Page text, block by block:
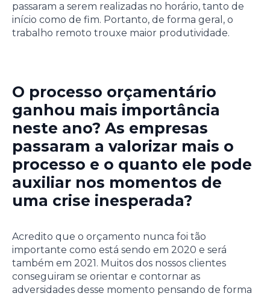
passaram a serem realizadas no horário, tanto de
início como de fim. Portanto, de forma geral, o
trabalho remoto trouxe maior produtividade.
O processo orçamentário
ganhou mais importância
neste ano? As empresas
passaram a valorizar mais o
processo e o quanto ele pode
auxiliar nos momentos de
uma crise inesperada?
Acredito que o orçamento nunca foi tão
importante como está sendo em 2020 e será
também em 2021. Muitos dos nossos clientes
conseguiram se orientar e contornar as
adversidades desse momento pensando de forma